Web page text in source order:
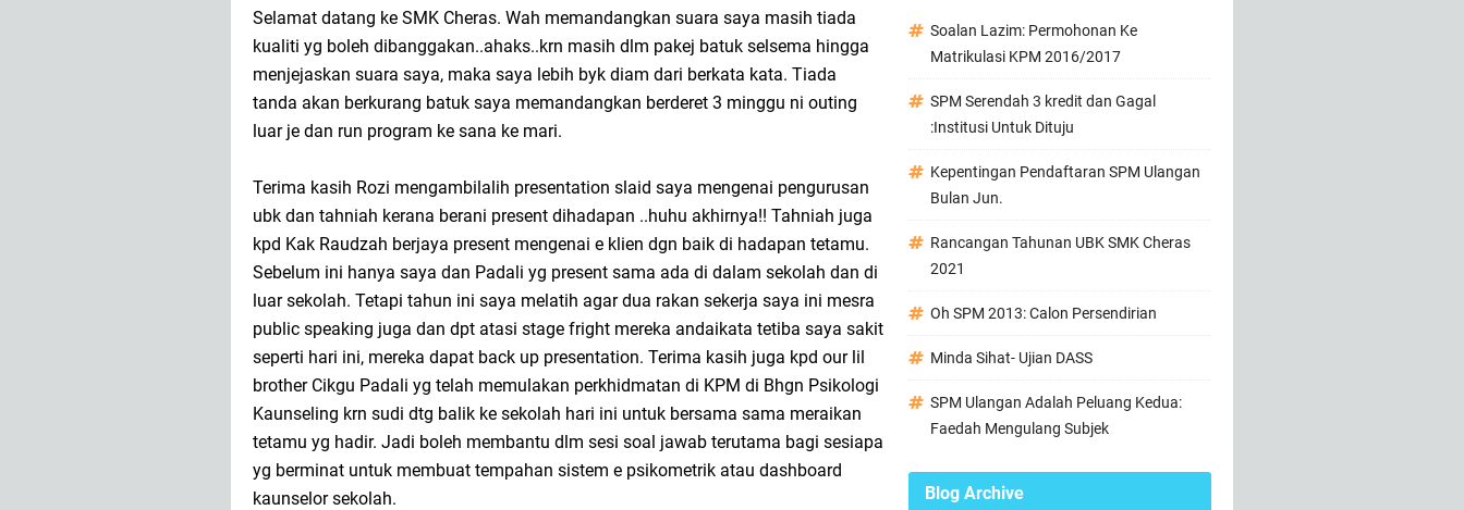
Selamat datang ke SMK Cheras. Wah memandangkan suara saya masih tiada
kualiti yg boleh dibanggakan..ahaks..krn masih dlm pakej batuk selsema hingga
menjejaskan suara saya, maka saya lebih byk diam dari berkata kata. Tiada
tanda akan berkurang batuk saya memandangkan berderet 3 minggu ni outing
luar je dan run program ke sana ke mari.
Terima kasih Rozi mengambilalih presentation slaid saya mengenai pengurusan
ubk dan tahniah kerana berani present dihadapan ..huhu akhirnya!! Tahniah juga
kpd Kak Raudzah berjaya present mengenai e klien dgn baik di hadapan tetamu.
Sebelum ini hanya saya dan Padali yg present sama ada di dalam sekolah dan di
luar sekolah. Tetapi tahun ini saya melatih agar dua rakan sekerja saya ini mesra
public speaking juga dan dpt atasi stage fright mereka andaikata tetiba saya sakit
seperti hari ini, mereka dapat back up presentation. Terima kasih juga kpd our lil
brother Cikgu Padali yg telah memulakan perkhidmatan di KPM di Bhgn Psikologi
Kaunseling krn sudi dtg balik ke sekolah hari ini untuk bersama sama meraikan
tetamu yg hadir. Jadi boleh membantu dlm sesi soal jawab terutama bagi sesiapa
yg berminat untuk membuat tempahan sistem e psikometrik atau dashboard
kaunselor sekolah.
Soalan Lazim: Permohonan Ke
Matrikulasi KPM 2016/2017
SPM Serendah 3 kredit dan Gagal
:Institusi Untuk Dituju
Kepentingan Pendaftaran SPM Ulangan
Bulan Jun.
Rancangan Tahunan UBK SMK Cheras
2021
Oh SPM 2013: Calon Persendirian
Minda Sihat- Ujian DASS
SPM Ulangan Adalah Peluang Kedua:
Faedah Mengulang Subjek
Blog Archive